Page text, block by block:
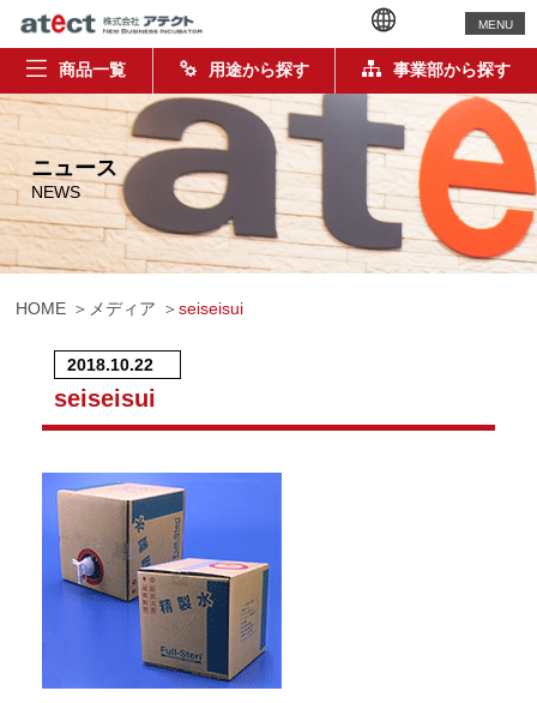
MENU
商品一覧 用途から探す 事業部から探す
ニュース
NEWS
HOME メディア seiseisui
2018.10.22
seiseisui